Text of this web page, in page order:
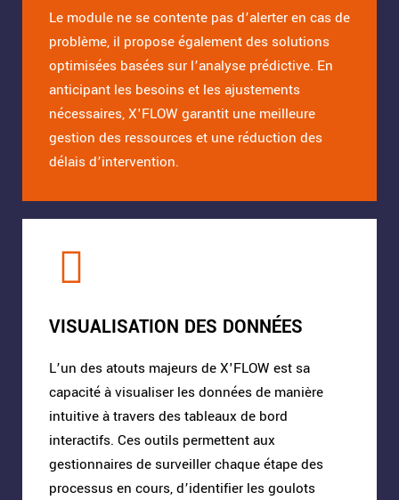
Le module ne se contente pas d’alerter en cas de
problème, il propose également des solutions
optimisées basées sur l’analyse prédictive. En
anticipant les besoins et les ajustements
nécessaires, X'FLOW garantit une meilleure
gestion des ressources et une réduction des
délais d’intervention.
VISUALISATION DES DONNÉES
L’un des atouts majeurs de X'FLOW est sa
capacité à visualiser les données de manière
intuitive à travers des tableaux de bord
interactifs. Ces outils permettent aux
gestionnaires de surveiller chaque étape des
processus en cours, d’identifier les goulots